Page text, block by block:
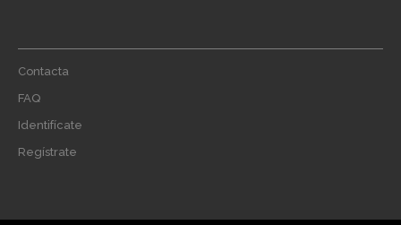
Footer
menu
Contacta
FAQ
Identifícate
Regístrate